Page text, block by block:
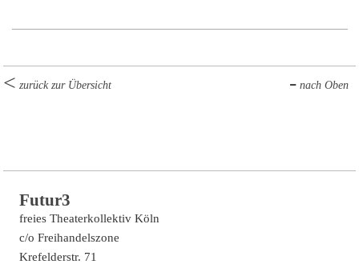
zurück zur Übersicht nach Oben
Futur3
freies Theaterkollektiv Köln
c/o Freihandelszone
Krefelderstr. 71